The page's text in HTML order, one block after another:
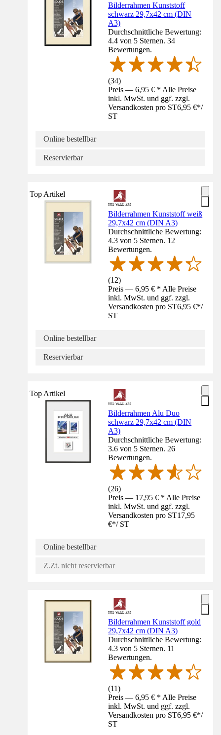
Bilderrahmen Kunststoff
schwarz 29,7x42 cm (DIN
A3)
Durchschnittliche Bewertung:
4.4 von 5 Sternen. 34
Bewertungen.
(34)
Preis — 6,95 € * Alle Preise
inkl. MwSt. und ggf. zzgl.
Versandkosten pro ST6,95 €*/
ST
Online bestellbar
Reservierbar
Top Artikel
Bilderrahmen Kunststoff weiß
29,7x42 cm (DIN A3)
Durchschnittliche Bewertung:
4.3 von 5 Sternen. 12
Bewertungen.
(12)
Preis — 6,95 € * Alle Preise
inkl. MwSt. und ggf. zzgl.
Versandkosten pro ST6,95 €*/
ST
Online bestellbar
Reservierbar
Top Artikel
Bilderrahmen Alu Duo
schwarz 29,7x42 cm (DIN
A3)
Durchschnittliche Bewertung:
3.6 von 5 Sternen. 26
Bewertungen.
(26)
Preis — 17,95 € * Alle Preise
inkl. MwSt. und ggf. zzgl.
Versandkosten pro ST17,95
€*/ ST
Online bestellbar
Z.Zt. nicht reservierbar
Bilderrahmen Kunststoff gold
29,7x42 cm (DIN A3)
Durchschnittliche Bewertung:
4.3 von 5 Sternen. 11
Bewertungen.
(11)
Preis — 6,95 € * Alle Preise
inkl. MwSt. und ggf. zzgl.
Versandkosten pro ST6,95 €*/
ST